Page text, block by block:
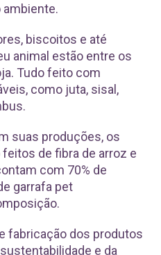
biscoitos e até
animal estão entre os
Tudo feito com
como juta, sisal,
suas produções, os
de fibra de arroz e
com 70% de
garrafa pet
fabricação dos produtos
e da